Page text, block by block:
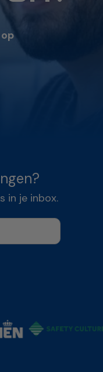
in je inbox.